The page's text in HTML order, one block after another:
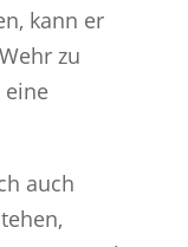
kann er
zu
eine
auch